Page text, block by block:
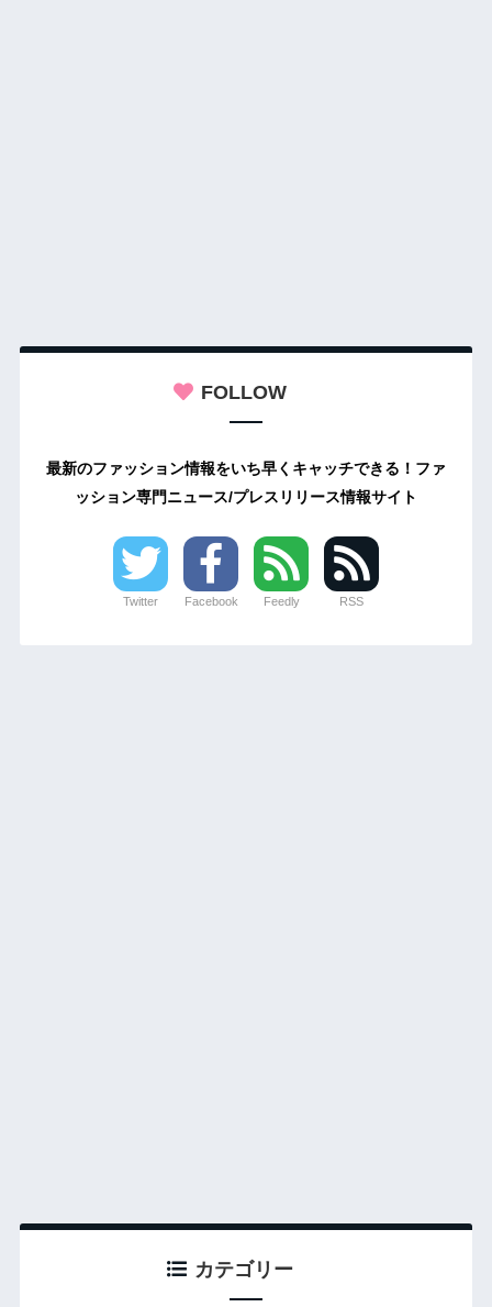
FOLLOW
最新のファッション情報をいち早くキャッチできる！ファ
ッション専門ニュース/プレスリリース情報サイト
Twitter Facebook Feedly RSS
カテゴリー